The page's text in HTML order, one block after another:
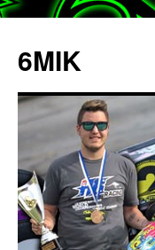
6MIK